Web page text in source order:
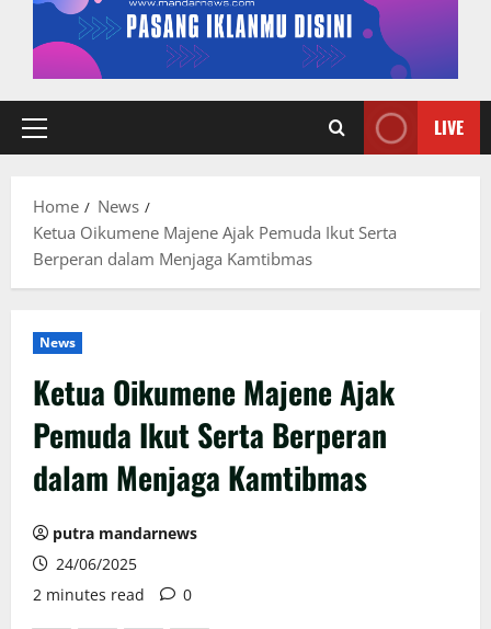
Primary
LIVE
Home
News
Ketua Oikumene Majene Ajak Pemuda Ikut Serta
Berperan dalam Menjaga Kamtibmas
News
Ketua Oikumene Majene Ajak
Pemuda Ikut Serta Berperan
dalam Menjaga Kamtibmas
putra mandarnews
24/06/2025
2 minutes read
0